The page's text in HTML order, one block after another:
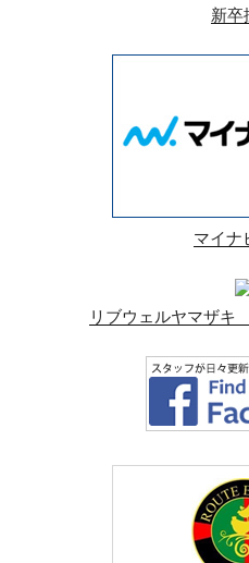
新卒
マイナ
リブウェルヤマザキ